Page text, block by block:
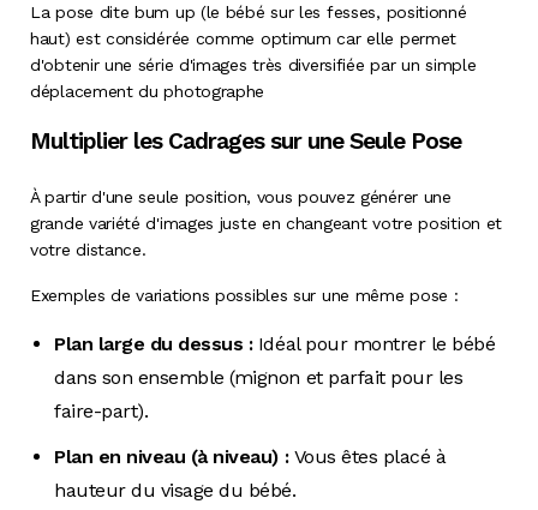
La pose dite bum up (le bébé sur les fesses, positionné
haut) est considérée comme optimum car elle permet
d'obtenir une série d'images très diversifiée par un simple
déplacement du photographe
Multiplier les Cadrages sur une Seule Pose
À partir d'une seule position, vous pouvez générer une
grande variété d'images juste en changeant votre position et
votre distance.
Exemples de variations possibles sur une même pose :
Plan large du dessus : Idéal pour montrer le bébé
dans son ensemble (mignon et parfait pour les
faire-part).
Plan en niveau (à niveau) : Vous êtes placé à
hauteur du visage du bébé.